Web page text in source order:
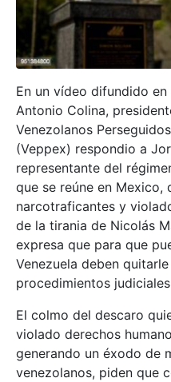
En un vídeo difundido
Antonio Colina,
Venezolanos
(Veppex) respondio a
representante del
que se reúne en Mexico,
narcotraficantes y
de la tirania de Nicolás
expresa que para que
Venezuela deben
procedimientos
El colmo del descaro
violado derechos
generando un éxodo de
venezolanos, piden que